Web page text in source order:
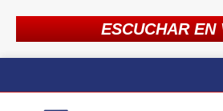
ESCUCHAR EN